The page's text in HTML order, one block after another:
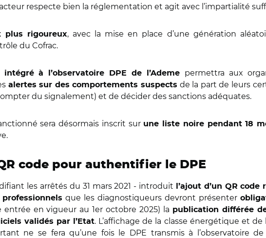
acteur respecte bien la réglementation et agit avec l’impartialité
plus rigoureux, avec la mise en place d’une génération
du Cofrac.
à l’observatoire DPE de l’Ademe permettra aux
alertes sur des comportements suspects de la part de leurs
du signalement) et de décider des sanctions adéquates.
sera désormais inscrit sur une liste noire pendant 18
code pour authentifier le DPE
les arrêtés du 31 mars 2021 - introduit
l’ajout d’un QR
que les diagnostiqueurs devront présenter
entrée en vigueur au 1er octobre 2025) la publication différée
validés par l’Etat. L’affichage de la classe énergétique et
ne se fera qu’une fois le DPE transmis à l’observatoire